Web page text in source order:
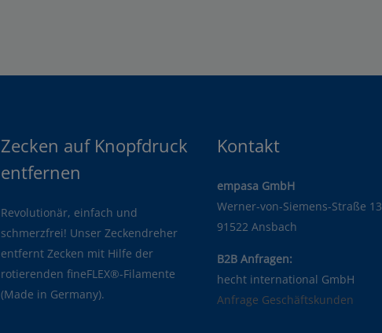
Zecken auf Knopfdruck
entfernen
Revolutionär, einfach und
schmerzfrei! Unser Zeckendreher
entfernt Zecken mit Hilfe der
rotierenden fineFLEX®-Filamente
(Made in Germany).
Kontakt
empasa GmbH
Werner-von-Siemens-Straße 13
91522 Ansbach
B2B Anfragen:
hecht international GmbH
Anfrage Geschäftskunden